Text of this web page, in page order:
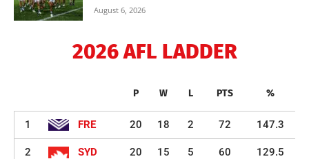
August 6, 2026
2026 AFL LADDER
P W L PTS %
1 FRE 20 18 2 72 147.3
2 SYD 20 15 5 60 129.5